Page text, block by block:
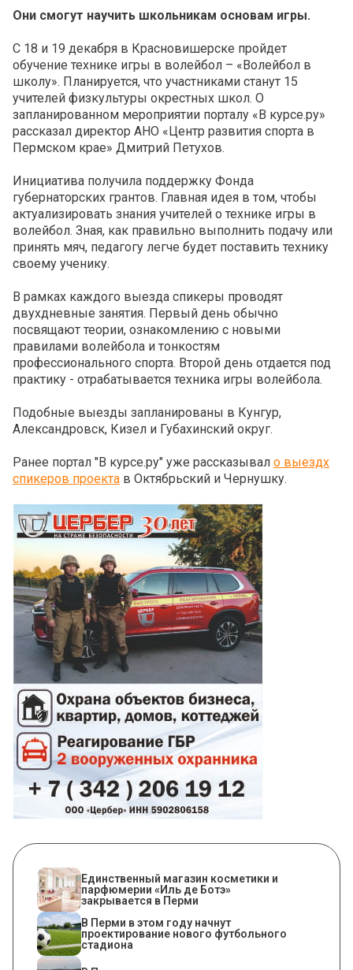
Они смогут научить школьникам основам игры.
С 18 и 19 декабря в Красновишерске пройдет
обучение технике игры в волейбол – «Волейбол в
школу». Планируется, что участниками станут 15
учителей физкультуры окрестных школ. О
запланированном мероприятии порталу «В курсе.ру»
рассказал директор АНО «Центр развития спорта в
Пермском крае» Дмитрий Петухов.
Инициатива получила поддержку Фонда
губернаторских грантов. Главная идея в том, чтобы
актуализировать знания учителей о технике игры в
волейбол. Зная, как правильно выполнить подачу или
принять мяч, педагогу легче будет поставить технику
своему ученику.
В рамках каждого выезда спикеры проводят
двухдневные занятия. Первый день обычно
посвящают теории, ознакомлению с новыми
правилами волейбола и тонкостям
профессионального спорта. Второй день отдается под
практику - отрабатывается техника игры волейбола.
Подобные выезды запланированы в Кунгур,
Александровск, Кизел и Губахинский округ.
Ранее портал "В курсе.ру" уже рассказывал о выездх
спикеров проекта в Октябрьский и Чернушку.
Единственный магазин косметики и
парфюмерии «Иль де Ботэ»
закрывается в Перми
В Перми в этом году начнут
проектирование нового футбольного
стадиона